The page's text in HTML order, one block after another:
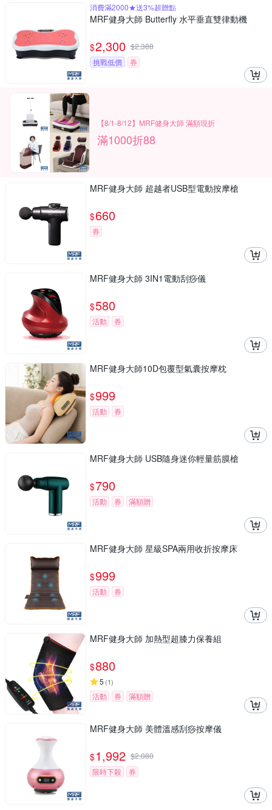
消費滿2000★送3%超贈點
MRF健身大師 Butterfly ⽔平垂直雙律動機
$2,300 $2,388
挑戰低價
券
【8/1-8/12】MRF健身大師 滿額現折
滿1000折88
MRF健身大師 超越者USB型電動按摩槍
$660
券
MRF健身大師 3IN1電動刮痧儀
$580
活動 券
MRF健身大師10D包覆型氣囊按摩枕
$999
活動 券
MRF健身大師 USB隨身迷你輕量筋膜槍
$790
活動 券 滿額贈
MRF健身大師 星級SPA兩用收折按摩床
$999
活動 券
MRF健身大師 加熱型超膝力保養組
$880
5 (1)
活動 券 滿額贈
MRF健身大師 美體溫感刮痧按摩儀
$1,992 $2,080
限時下殺
券